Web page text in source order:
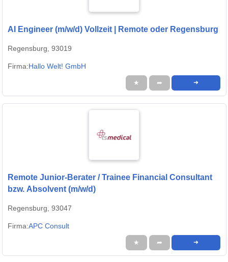
AI Engineer (m/w/d) Vollzeit | Remote oder Regensburg
Regensburg, 93019
Firma:Hallo Welt! GmbH
★ ➦ ➜
Remote Junior-Berater / Trainee Financial Consultant
bzw. Absolvent (m/w/d)
Regensburg, 93047
Firma:APC Consult
★ ➦ ➜